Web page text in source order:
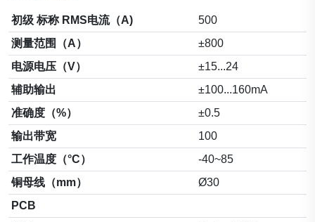
初级 标称 RMS电流（A)
500
测量范围（A）
±800
电源电压（V）
±15...24
辅助输出
±100...160mA
准确度（%）
±0.5
输出带宽
100
工作温度（°C）
-40~85
铜母线（mm）
Ø30
PCB